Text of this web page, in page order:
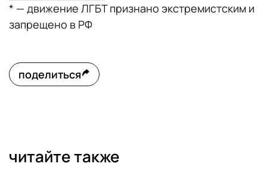
* — движение ЛГБТ признано экстремистским и
запрещено в РФ
поделиться
читайте также